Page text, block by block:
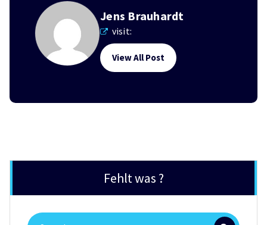
Jens Brauhardt
visit:
View All Post
Fehlt was ?
Search